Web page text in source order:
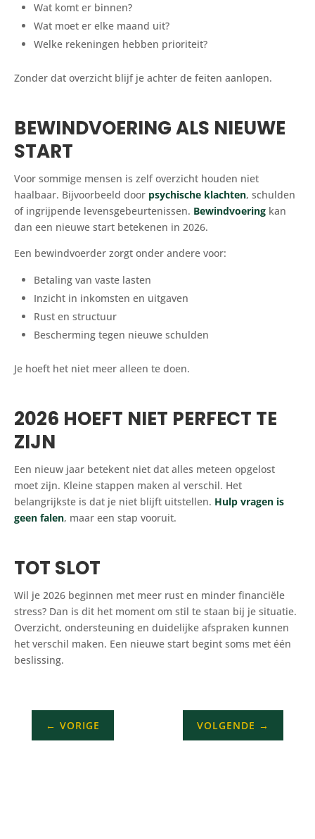
Wat komt er binnen?
Wat moet er elke maand uit?
Welke rekeningen hebben prioriteit?
Zonder dat overzicht blijf je achter de feiten aanlopen.
BEWINDVOERING ALS NIEUWE
START
Voor sommige mensen is zelf overzicht houden niet
haalbaar. Bijvoorbeeld door psychische klachten, schulden
of ingrijpende levensgebeurtenissen. Bewindvoering kan
dan een nieuwe start betekenen in 2026.
Een bewindvoerder zorgt onder andere voor:
Betaling van vaste lasten
Inzicht in inkomsten en uitgaven
Rust en structuur
Bescherming tegen nieuwe schulden
Je hoeft het niet meer alleen te doen.
2026 HOEFT NIET PERFECT TE
ZIJN
Een nieuw jaar betekent niet dat alles meteen opgelost
moet zijn. Kleine stappen maken al verschil. Het
belangrijkste is dat je niet blijft uitstellen. Hulp vragen is
geen falen, maar een stap vooruit.
TOT SLOT
Wil je 2026 beginnen met meer rust en minder financiële
stress? Dan is dit het moment om stil te staan bij je situatie.
Overzicht, ondersteuning en duidelijke afspraken kunnen
het verschil maken. Een nieuwe start begint soms met één
beslissing.
← VORIGE VOLGENDE →